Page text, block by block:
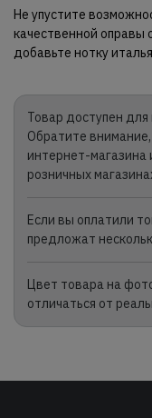
Не упустите
качественной оправы
добавьте нотку
Товар доступен для
Обратите
интернет-магазина
розничных
Если вы оплатили
предложат
Цвет товара на
отличаться от